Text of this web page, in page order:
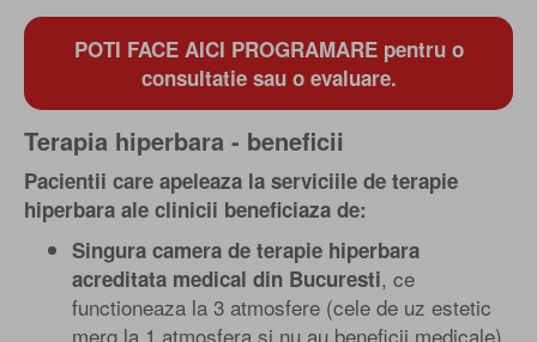
POTI FACE AICI PROGRAMARE pentru o
consultatie sau o evaluare.
Terapia hiperbara - beneficii
Pacientii care apeleaza la serviciile de terapie
hiperbara ale clinicii beneficiaza de:
Singura camera de terapie hiperbara
acreditata medical din Bucuresti, ce
functioneaza la 3 atmosfere (cele de uz estetic
merg la 1 atmosfera si nu au beneficii medicale).